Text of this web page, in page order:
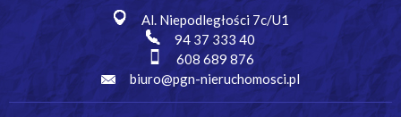
Al. Niepodległości 7c/U1
94 37 333 40
608 689 876
biuro@pgn-nieruchomosci.pl